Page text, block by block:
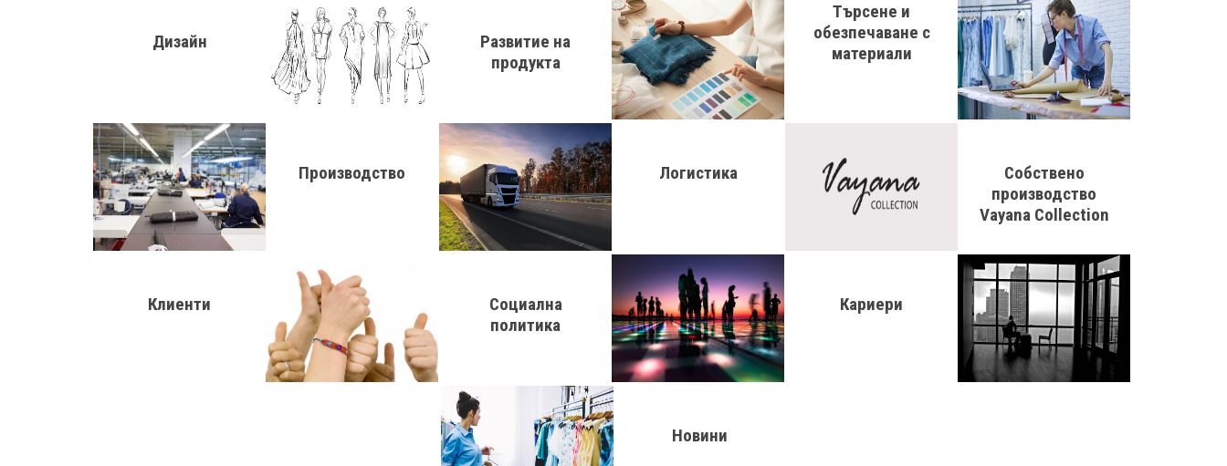
Дизайн
Развитие на
продукта
Търсене и
обезпечаване с
материали
Производство Логистика
Собствено
производство
Vayana Collection
Клиенти
Социална
политика
Кариери
Новини